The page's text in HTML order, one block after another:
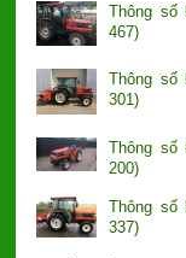
Thông số
467)
Thông số
301)
Thông số
200)
Thông số
337)